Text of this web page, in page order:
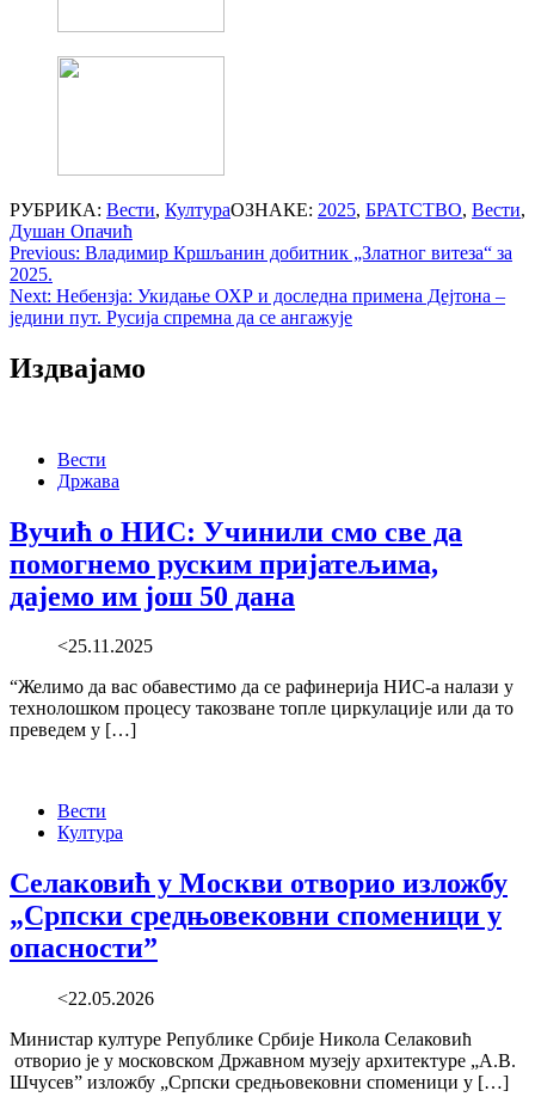
РУБРИКА: Вести, КултураОЗНАКЕ: 2025, БРАТСТВО, Вести,
Душан Опачић
Post
navigation
Previous: Владимир Кршљанин добитник „Златног витеза“ за
2025.
Next: Небензја: Укидање ОХР и доследна примена Дејтона –
једини пут. Русија спремна да се ангажује
Издвајамо
Вести
Држава
Вучић о НИС: Учинили смо све да
помогнемо руским пријатељима,
дајемо им још 50 дана
<25.11.2025
“Желимо да вас обавестимо да се рафинерија НИС-а налази у
технолошком процесу такозване топле циркулације или да то
преведем у […]
Вести
Култура
Селаковић у Москви отворио изложбу
„Српски средњовековни споменици у
опасности”
<22.05.2026
Министар културе Републике Србије Никола Селаковић
отворио је у московском Државном музеју архитектуре „А.В.
Шчусев” изложбу „Српски средњовековни споменици у […]